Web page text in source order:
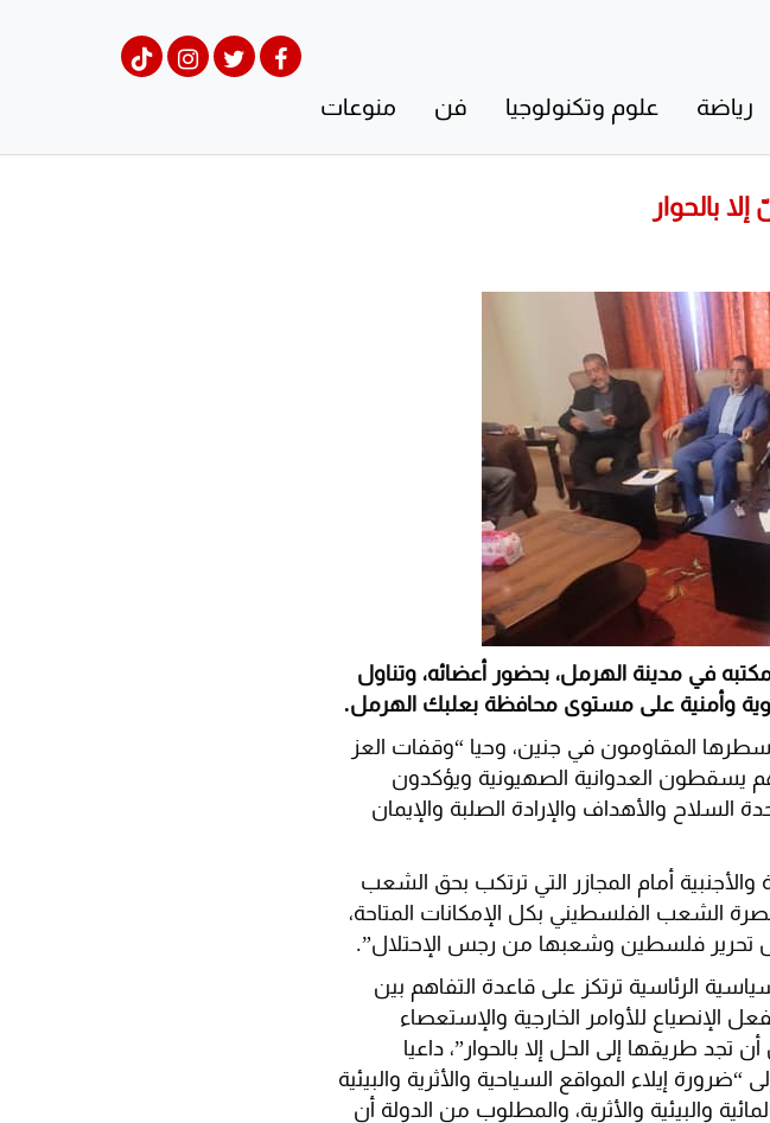
رياضة علوم وتكنولوجيا فن منوعات
بالحوار
في مدينة الهرمل، بحضور أعضائه، وتناول
وأمنية على مستوى محافظة بعلبك الهرمل.
سطرها المقاومون في جنين، وحيا “وقفات العز
يسقطون العدوانية الصهيونية ويؤكدون
والأهداف والإرادة الصلبة والإيمان
أمام المجازر التي ترتكب بحق الشعب
الشعب الفلسطيني بكل الإمكانات المتاحة،
تحرير فلسطين وشعبها من رجس الإحتلال”.
الرئاسية ترتكز على قاعدة التفاهم بين
الإنصياع للأوامر الخارجية والإستعصاء
تجد طريقها إلى الحل إلا بالحوار”، داعيا
إيلاء المواقع السياحية والأثرية والبيئية
والبيئية والأثرية، والمطلوب من الدولة أن